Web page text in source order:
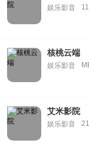
娱乐影音
核桃云端
娱乐影音
艾米影院
娱乐影音